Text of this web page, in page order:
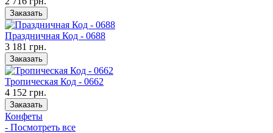
Заказать
Праздничная Код - 0688
3 181 грн.
Заказать
Тропическая Код - 0662
4 152 грн.
Заказать
Конфеты
- Посмотреть все